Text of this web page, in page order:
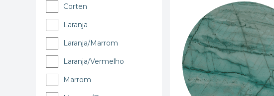
Corten
Laranja
Laranja/Marrom
Laranja/Vermelho
Marrom